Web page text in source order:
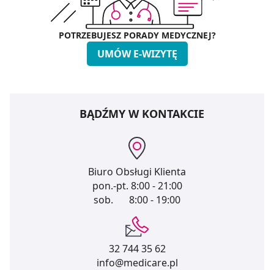
POTRZEBUJESZ PORADY MEDYCZNEJ?
UMÓW E-WIZYTĘ
BĄDŹMY W KONTAKCIE
Biuro Obsługi Klienta
pon.-pt. 8:00 - 21:00
sob.
8:00 - 19:00
32 744 35 62
info@medicare.pl